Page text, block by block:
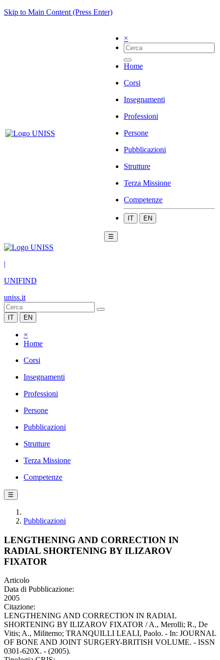
Skip to Main Content (Press Enter)
×
Home
Corsi
Insegnamenti
Professioni
Persone
Pubblicazioni
Strutture
Terza Missione
Competenze
IT EN
☰
|
UNIFIND
uniss.it
IT EN
×
Home
Corsi
Insegnamenti
Professioni
Persone
Pubblicazioni
Strutture
Terza Missione
Competenze
☰
Pubblicazioni
LENGTHENING AND CORRECTION IN
RADIAL SHORTENING BY ILIZAROV
FIXATOR
Articolo
Data di Pubblicazione:
2005
Citazione:
LENGTHENING AND CORRECTION IN RADIAL
SHORTENING BY ILIZAROV FIXATOR / A., Merolli; R., De
Vitis; A., Militerno; TRANQUILLI LEALI, Paolo. - In: JOURNAL
OF BONE AND JOINT SURGERY-BRITISH VOLUME. - ISSN
0301-620X. - (2005).